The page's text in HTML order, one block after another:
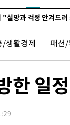
실망과 걱정 안겨드려
닥 1.3%↑
명 돌파
감정가 1.3억원
본과 한일전
/생활경제 패션/
한 일